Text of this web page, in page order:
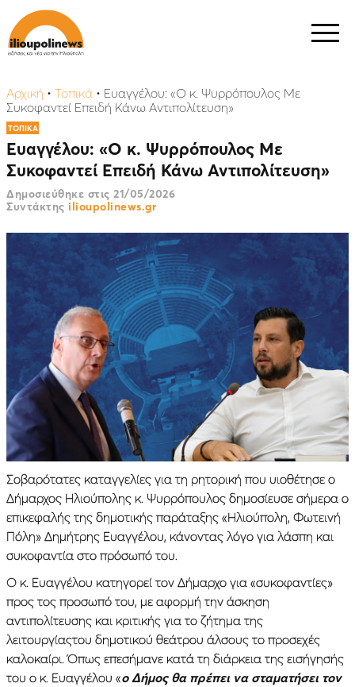
Αρχική • Τοπικά • Ευαγγέλου: «Ο κ. Ψυρρόπουλος Με
Συκοφαντεί Επειδή Κάνω Αντιπολίτευση»
ΤΟΠΙΚΑ
Ευαγγέλου: «Ο κ. Ψυρρόπουλος Με
Συκοφαντεί Επειδή Κάνω Αντιπολίτευση»
Δημοσιεύθηκε στις 21/05/2026
Συντάκτης ilioupolinews.gr
Σοβαρότατες καταγγελίες για τη ρητορική που υιοθέτησε ο
Δήμαρχος Ηλιούπολης κ. Ψυρρόπουλος δημοσίευσε σήμερα ο
επικεφαλής της δημοτικής παράταξης «Ηλιούπολη, Φωτεινή
Πόλη» Δημήτρης Ευαγγέλου, κάνοντας λόγο για λάσπη και
συκοφαντία στο πρόσωπό του.
Ο κ. Ευαγγέλου κατηγορεί τον Δήμαρχο για «συκοφαντίες»
προς τος προσωπό του, με αφορμή την άσκηση
αντιπολίτευσης και κριτικής για το ζήτημα της
λειτουργίαςτου δημοτικού θεάτρου άλσους το προσεχές
καλοκαίρι. Όπως επεσήμανε κατά τη διάρκεια της εισήγησής
του ο κ. Ευαγγέλου «ο Δήμος θα πρέπει να σταματήσει τον